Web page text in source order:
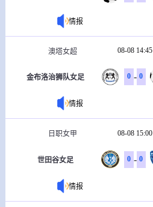
情报
澳塔女超 08-08 14:45
金布洛治狮队女足 0 - 0
情报
日职女甲 08-08 15:00
世田谷女足 0 - 0
情报